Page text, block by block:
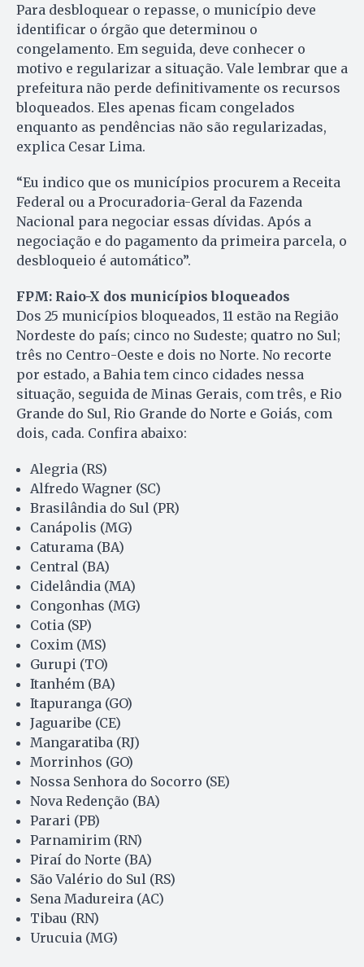
Para desbloquear o repasse, o município deve
identificar o órgão que determinou o
congelamento. Em seguida, deve conhecer o
motivo e regularizar a situação. Vale lembrar que a
prefeitura não perde definitivamente os recursos
bloqueados. Eles apenas ficam congelados
enquanto as pendências não são regularizadas,
explica Cesar Lima.
“Eu indico que os municípios procurem a Receita
Federal ou a Procuradoria-Geral da Fazenda
Nacional para negociar essas dívidas. Após a
negociação e do pagamento da primeira parcela, o
desbloqueio é automático”.
FPM: Raio-X dos municípios bloqueados
Dos 25 municípios bloqueados, 11 estão na Região
Nordeste do país; cinco no Sudeste; quatro no Sul;
três no Centro-Oeste e dois no Norte. No recorte
por estado, a Bahia tem cinco cidades nessa
situação, seguida de Minas Gerais, com três, e Rio
Grande do Sul, Rio Grande do Norte e Goiás, com
dois, cada. Confira abaixo:
Alegria (RS)
Alfredo Wagner (SC)
Brasilândia do Sul (PR)
Canápolis (MG)
Caturama (BA)
Central (BA)
Cidelândia (MA)
Congonhas (MG)
Cotia (SP)
Coxim (MS)
Gurupi (TO)
Itanhém (BA)
Itapuranga (GO)
Jaguaribe (CE)
Mangaratiba (RJ)
Morrinhos (GO)
Nossa Senhora do Socorro (SE)
Nova Redenção (BA)
Parari (PB)
Parnamirim (RN)
Piraí do Norte (BA)
São Valério do Sul (RS)
Sena Madureira (AC)
Tibau (RN)
Urucuia (MG)